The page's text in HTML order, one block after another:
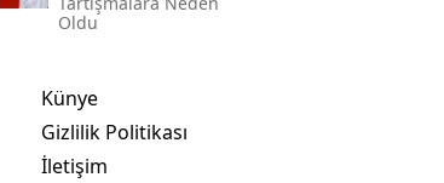
Oldu
Künye
Gizlilik Politikası
İletişim